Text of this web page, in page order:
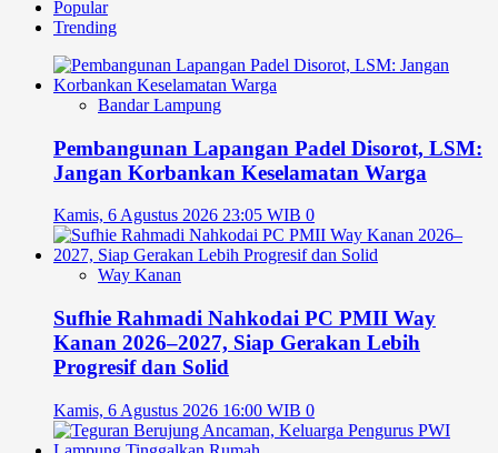
Popular
Trending
Bandar Lampung
Pembangunan Lapangan Padel Disorot, LSM:
Jangan Korbankan Keselamatan Warga
Kamis, 6 Agustus 2026 23:05 WIB 0
Way Kanan
Sufhie Rahmadi Nahkodai PC PMII Way
Kanan 2026–2027, Siap Gerakan Lebih
Progresif dan Solid
Kamis, 6 Agustus 2026 16:00 WIB 0